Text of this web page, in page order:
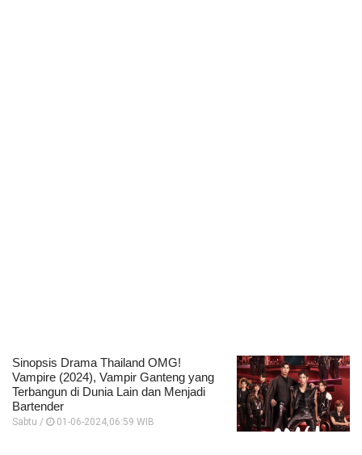
Sinopsis Drama Thailand OMG!
Vampire (2024), Vampir Ganteng yang
Terbangun di Dunia Lain dan Menjadi
Bartender
Sabtu / 01-06-2024,06:59 WIB